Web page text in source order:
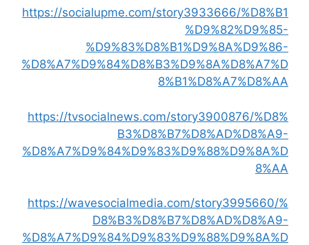
https://socialupme.com/story3933666/%D8%B1
%D9%82%D9%85-
%D9%83%D8%B1%D9%8A%D9%86-
%D8%A7%D9%84%D8%B3%D9%8A%D8%A7%D
8%B1%D8%A7%D8%AA
https://tvsocialnews.com/story3900876/%D8%
B3%D8%B7%D8%AD%D8%A9-
%D8%A7%D9%84%D9%83%D9%88%D9%8A%D
8%AA
https://wavesocialmedia.com/story3995660/%
D8%B3%D8%B7%D8%AD%D8%A9-
%D8%A7%D9%84%D9%83%D9%88%D9%8A%D